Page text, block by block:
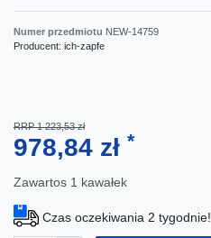
Numer przedmiotu NEW-14759
Producent: ich-zapfe
RRP 1 223,53 zł
978,84 zł *
Zawartos 1 kawałek
Czas oczekiwania 2 tygodnie!